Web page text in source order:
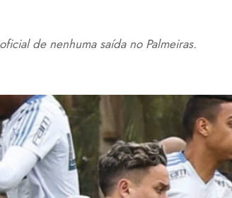
de nenhuma saída no Palmeiras.